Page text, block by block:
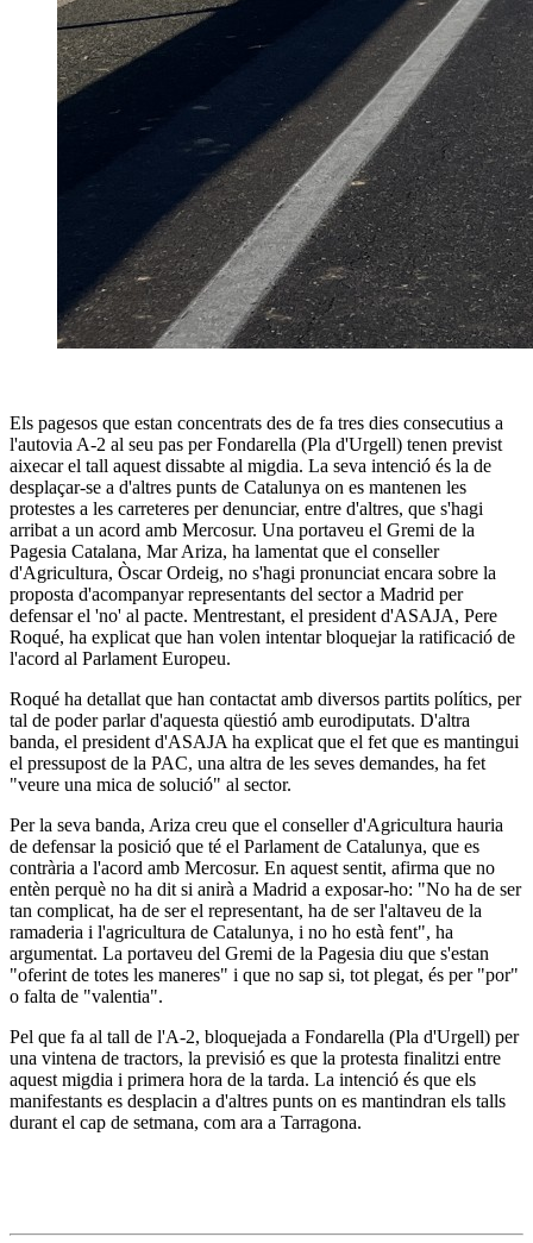
Els pagesos que estan concentrats des de fa tres dies consecutius a
l'autovia A-2 al seu pas per Fondarella (Pla d'Urgell) tenen previst
aixecar el tall aquest dissabte al migdia. La seva intenció és la de
desplaçar-se a d'altres punts de Catalunya on es mantenen les
protestes a les carreteres per denunciar, entre d'altres, que s'hagi
arribat a un acord amb Mercosur. Una portaveu el Gremi de la
Pagesia Catalana, Mar Ariza, ha lamentat que el conseller
d'Agricultura, Òscar Ordeig, no s'hagi pronunciat encara sobre la
proposta d'acompanyar representants del sector a Madrid per
defensar el 'no' al pacte. Mentrestant, el president d'ASAJA, Pere
Roqué, ha explicat que han volen intentar bloquejar la ratificació de
l'acord al Parlament Europeu.
Roqué ha detallat que han contactat amb diversos partits polítics, per
tal de poder parlar d'aquesta qüestió amb eurodiputats. D'altra
banda, el president d'ASAJA ha explicat que el fet que es mantingui
el pressupost de la PAC, una altra de les seves demandes, ha fet
"veure una mica de solució" al sector.
Per la seva banda, Ariza creu que el conseller d'Agricultura hauria
de defensar la posició que té el Parlament de Catalunya, que es
contrària a l'acord amb Mercosur. En aquest sentit, afirma que no
entèn perquè no ha dit si anirà a Madrid a exposar-ho: "No ha de ser
tan complicat, ha de ser el representant, ha de ser l'altaveu de la
ramaderia i l'agricultura de Catalunya, i no ho està fent", ha
argumentat. La portaveu del Gremi de la Pagesia diu que s'estan
"oferint de totes les maneres" i que no sap si, tot plegat, és per "por"
o falta de "valentia".
Pel que fa al tall de l'A-2, bloquejada a Fondarella (Pla d'Urgell) per
una vintena de tractors, la previsió es que la protesta finalitzi entre
aquest migdia i primera hora de la tarda. La intenció és que els
manifestants es desplacin a d'altres punts on es mantindran els talls
durant el cap de setmana, com ara a Tarragona.